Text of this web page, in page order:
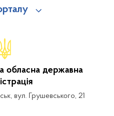
обласна державна
вул. Грушевського, 21